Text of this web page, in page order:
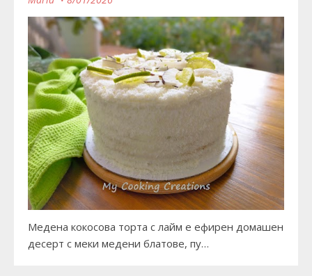
Медена кокосова торта с лайм е ефирен домашен
десерт с меки медени блатове, пу…